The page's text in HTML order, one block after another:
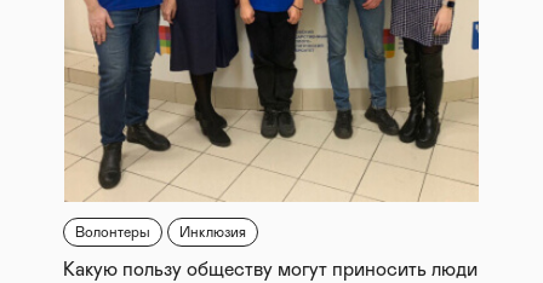
Волонтеры Инклюзия
Какую пользу обществу могут приносить люди